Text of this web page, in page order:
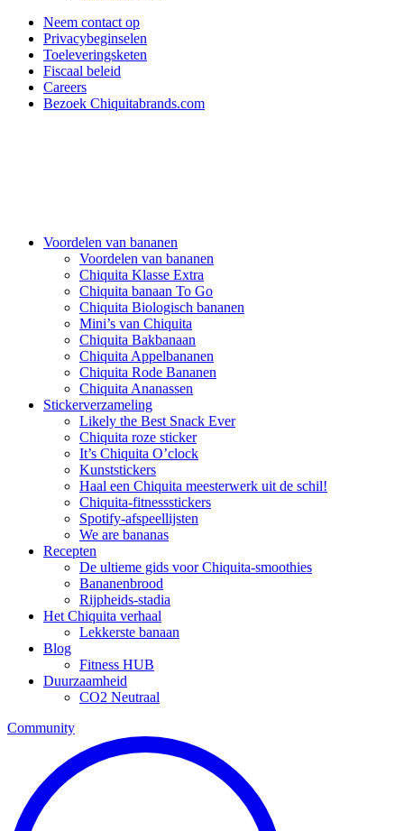
Neem contact op
Privacybeginselen
Toeleveringsketen
Fiscaal beleid
Careers
Bezoek Chiquitabrands.com
Voordelen van bananen
Voordelen van bananen
Chiquita Klasse Extra
Chiquita banaan To Go
Chiquita Biologisch bananen
Mini’s van Chiquita
Chiquita Bakbanaan
Chiquita Appelbananen
Chiquita Rode Bananen
Chiquita Ananassen
Stickerverzameling
Likely the Best Snack Ever
Chiquita roze sticker
It’s Chiquita O’clock
Kunststickers
Haal een Chiquita meesterwerk uit de schil!
Chiquita-fitnessstickers
Spotify-afspeellijsten
We are bananas
Recepten
De ultieme gids voor Chiquita-smoothies
Bananenbrood
Rijpheids-stadia
Het Chiquita verhaal
Lekkerste banaan
Blog
Fitness HUB
Duurzaamheid
CO2 Neutraal
Community